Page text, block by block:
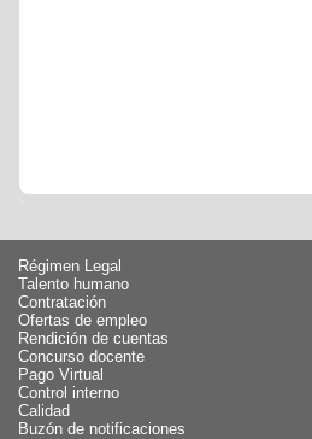
Régimen Legal
Talento humano
Contratación
Ofertas de empleo
Rendición de cuentas
Concurso docente
Pago Virtual
Control interno
Calidad
Buzón de notificaciones